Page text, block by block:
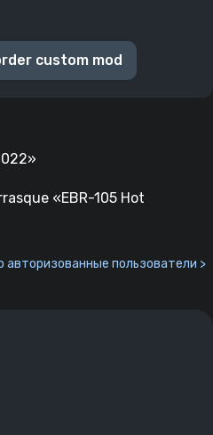
custom mod
«EBR-105 Hot
авторизованные пользователи >